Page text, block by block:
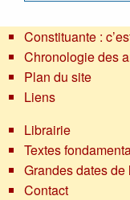
Constituante :
Chronologie des
Plan du site
Liens
Librairie
Textes
Grandes dates
Contact